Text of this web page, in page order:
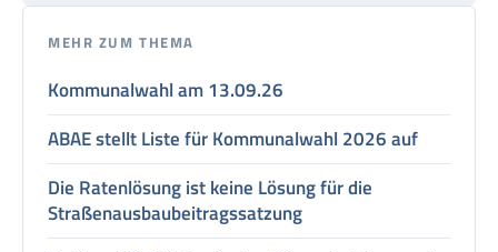
MEHR ZUM THEMA
Kommunalwahl am 13.09.26
ABAE stellt Liste für Kommunalwahl 2026 auf
Die Ratenlösung ist keine Lösung für die
Straßenausbaubeitragssatzung